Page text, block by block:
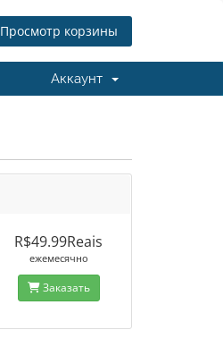
Просмотр корзины
Аккаунт
R$49.99Reais
ежемесячно
Заказать